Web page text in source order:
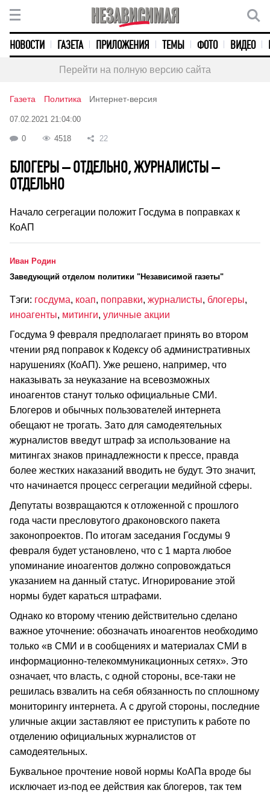
НОВОСТИ ГАЗЕТА ПРИЛОЖЕНИЯ ТЕМЫ ФОТО ВИДЕО
Перейти на полную версию сайта
Газета Политика Интернет-версия
07.02.2021 21:04:00
0 4518 22
БЛОГЕРЫ – ОТДЕЛЬНО, ЖУРНАЛИСТЫ –
ОТДЕЛЬНО
Начало сегрегации положит Госдума в поправках к
КоАП
Иван Родин
Заведующий отделом политики "Независимой газеты"
Тэги: госдума, коап, поправки, журналисты, блогеры,
иноагенты, митинги, уличные акции
Госдума 9 февраля предполагает принять во втором
чтении ряд поправок к Кодексу об административных
нарушениях (КоАП). Уже решено, например, что
наказывать за неуказание на всевозможных
иноагентов станут только официальные СМИ.
Блогеров и обычных пользователей интернета
обещают не трогать. Зато для самодеятельных
журналистов введут штраф за использование на
митингах знаков принадлежности к прессе, правда
более жестких наказаний вводить не будут. Это значит,
что начинается процесс сегрегации медийной сферы.
Депутаты возвращаются к отложенной с прошлого
года части пресловутого драконовского пакета
законопроектов. По итогам заседания Госдумы 9
февраля будет установлено, что с 1 марта любое
упоминание иноагентов должно сопровождаться
указанием на данный статус. Игнорирование этой
нормы будет караться штрафами.
Однако ко второму чтению действительно сделано
важное уточнение: обозначать иноагентов необходимо
только «в СМИ и в сообщениях и материалах СМИ в
информационно-телекоммуникационных сетях». Это
означает, что власть, с одной стороны, все-таки не
решилась взвалить на себя обязанность по сплошному
мониторингу интернета. А с другой стороны, последние
уличные акции заставляют ее приступить к работе по
отделению официальных журналистов от
самодеятельных.
Буквальное прочтение новой нормы КоАПа вроде бы
исключает из-под ее действия как блогеров, так тем